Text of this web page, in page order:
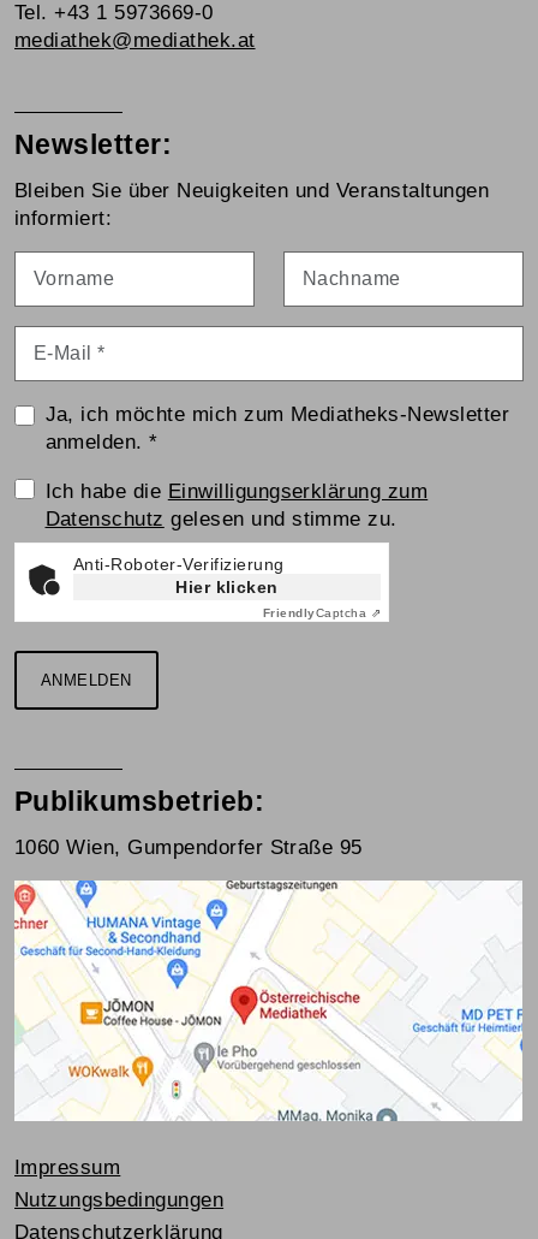
Tel. +43 1 5973669-0
mediathek@mediathek.at
Newsletter:
Bleiben Sie über Neuigkeiten und Veranstaltungen
informiert:
Ja, ich möchte mich zum Mediatheks-Newsletter
anmelden.*
Einwilligungserklärung
Ich habe die Einwilligungserklärung zum
Datenschutz gelesen und stimme zu.
Anti-Roboter-Verifizierung
Hier klicken
FriendlyCaptcha ⇗
ANMELDEN
Publikumsbetrieb:
1060 Wien, Gumpendorfer Straße 95
Impressum
Nutzungsbedingungen
Datenschutzerklärung